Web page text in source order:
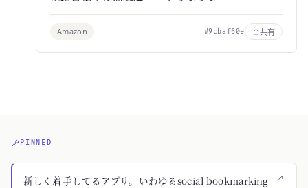
Amazon #9cbaf60e 共有
PINNED
↗
新しく着手してるアプリ。いわゆるsocial bookmarking